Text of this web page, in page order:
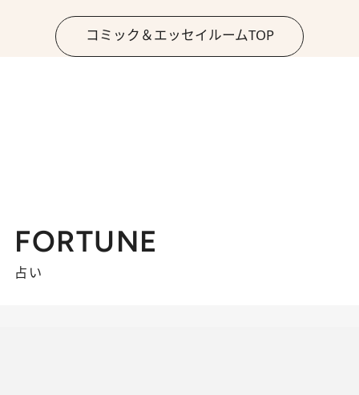
コミック＆エッセイルームTOP
FORTUNE
占い